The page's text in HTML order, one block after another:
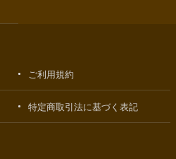
ご利用規約
特定商取引法に基づく表記